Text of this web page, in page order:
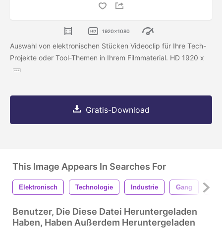
1920x1080
Auswahl von elektronischen Stücken Videoclip für Ihre Tech-
Projekte oder Tool-Themen in Ihrem Filmmaterial. HD 1920 x
Gratis-Download
This Image Appears In Searches For
Elektronisch Technologie Industrie Gang
Benutzer, Die Diese Datei Heruntergeladen
Haben, Haben Außerdem Heruntergeladen